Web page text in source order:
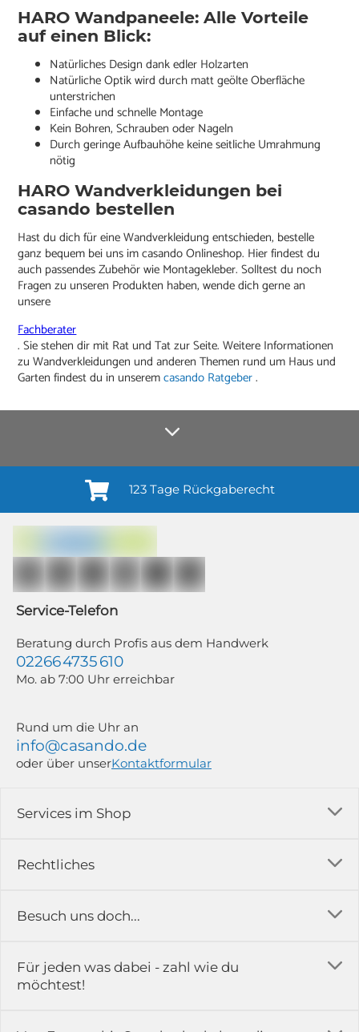
HARO Wandpaneele: Alle Vorteile
auf einen Blick:
Natürliches Design dank edler Holzarten
Natürliche Optik wird durch matt geölte Oberfläche
unterstrichen
Einfache und schnelle Montage
Kein Bohren, Schrauben oder Nageln
Durch geringe Aufbauhöhe keine seitliche Umrahmung
nötig
HARO Wandverkleidungen bei
casando bestellen
Hast du dich für eine Wandverkleidung entschieden, bestelle
ganz bequem bei uns im casando Onlineshop. Hier findest du
auch passendes Zubehör wie Montagekleber. Solltest du noch
Fragen zu unseren Produkten haben, wende dich gerne an
unsere
Fachberater
. Sie stehen dir mit Rat und Tat zur Seite. Weitere Informationen
zu Wandverkleidungen und anderen Themen rund um Haus und
Garten findest du in unseremcasando Ratgeber.
Anmelden¹
casando (Holz-Richter GmbH) sowie zur Interessen-Analyse durch
Auswertung individueller Öffnungs- und Klickraten (dazu nutzen wir
jederzeit mit Wirkung für die Zukunft und ohne Angabe von Gründen
Weitere Informationen findest du in unserer Datenschutzerklärung.
123 Tage Rückgaberecht
Rechtliches
Impressum
Rückgabe & Reklamation
Services im Shop
Versandkosten
Erfahrungsberichte & Bewertungen
Kontakt
Besuch uns doch...
in der Ausstellung...
Service-Telefon
Beratung durch Profis aus dem Handwerk
02266 4735 610
Mo. ab 7:00 Uhr erreichbar
Rund um die Uhr an
info@casando.de
oder über unserKontaktformular
Für jeden was dabei - zahl wie du
möchtest!